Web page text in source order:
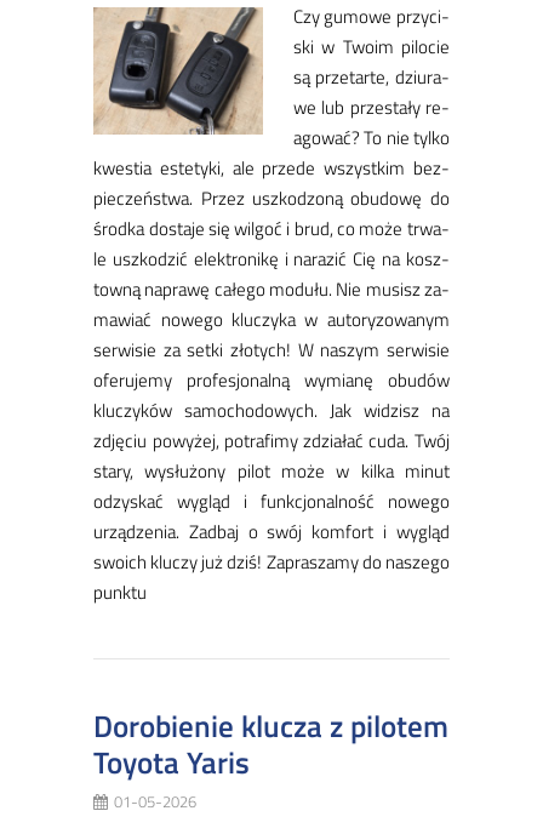
Czy gu­mo­we przy­ci­
ski w Two­im pi­lo­cie
są prze­tar­te, dziu­ra­
we lub prze­sta­ły re­
ago­wać? To nie tyl­ko
kwe­stia es­te­ty­ki, ale przede wszyst­kim bez­
pie­czeń­stwa. Przez uszko­dzo­ną obu­do­wę do
środ­ka do­sta­je się wil­goć i brud, co mo­że tr­wa­
le uszko­dzić elek­tro­ni­kę i na­ra­zić Cię na kosz­
tow­ną na­pra­wę ca­łe­go mo­du­łu. ​Nie mu­sisz za­
ma­wiać no­we­go klu­czy­ka w au­to­ry­zo­wa­nym
ser­wi­sie za set­ki zło­tych! W na­szym ser­wi­sie
ofe­ru­je­my pro­fe­sjo­nal­ną wy­mia­nę obu­dów
klu­czy­ków sa­mo­cho­do­wych. Jak wi­dzisz na
zdję­ciu po­wy­żej, po­tra­fi­my zdzia­łać cu­da. Twój
sta­ry, wy­słu­żo­ny pi­lot mo­że w kil­ka mi­nut
odzy­skać wy­gląd i funk­cjo­nal­ność no­we­go
urzą­dze­nia. ​Zad­baj o swój kom­fort i wy­gląd
swo­ich klu­czy już dziś! ​Za­pra­sza­my do na­sze­go
punk­tu
Dorobienie klucza z pilotem
Toyota Yaris
01-05-2026